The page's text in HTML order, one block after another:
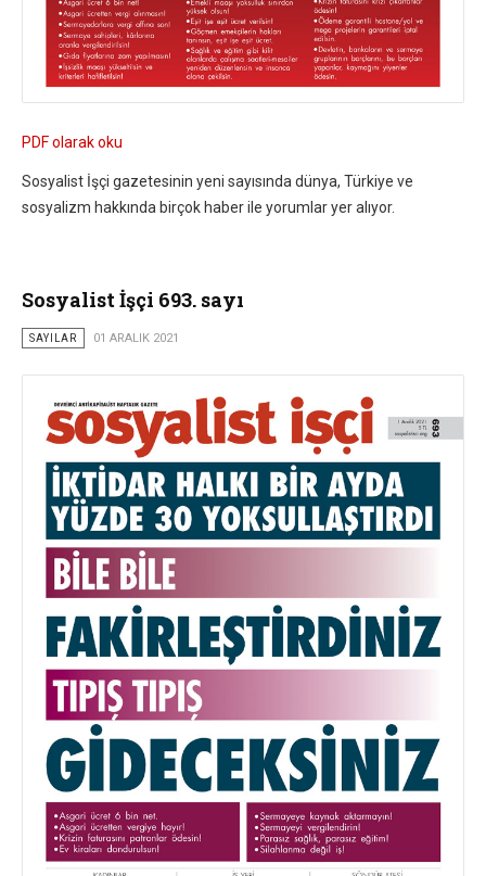
PDF olarak oku
Sosyalist İşçi gazetesinin yeni sayısında dünya, Türkiye ve
sosyalizm hakkında birçok haber ile yorumlar yer alıyor.
Sosyalist İşçi 693. sayı
SAYILAR 01 ARALIK 2021